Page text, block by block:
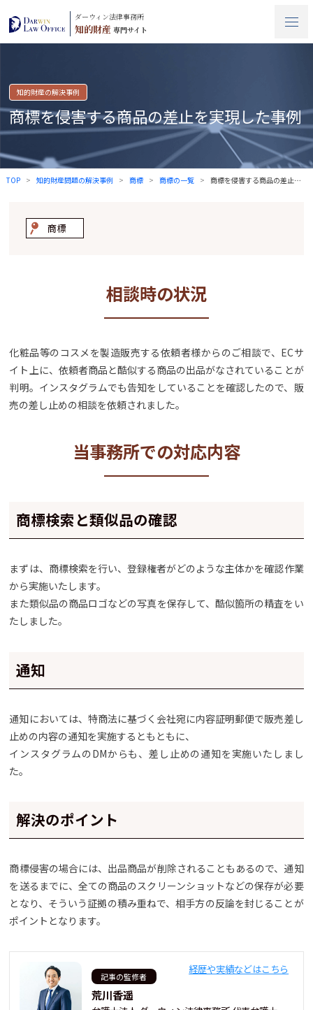
ダーウィン法律事務所
知的財産 専門サイト
知的財産の解決事例
商標を侵害する商品の差止を実現した事例
TOP 知的財産問題の解決事例 商標 商標の一覧 商標を侵害する商品の差止を実現した事例
商標
相談時の状況
化粧品等のコスメを製造販売する依頼者様からのご相談で、ECサ
イト上に、依頼者商品と酷似する商品の出品がなされていることが
判明。インスタグラムでも告知をしていることを確認したので、販
売の差し止めの相談を依頼されました。
当事務所での対応内容
商標検索と類似品の確認
まずは、商標検索を行い、登録権者がどのような主体かを確認作業
から実施いたします。
また類似品の商品ロゴなどの写真を保存して、酷似箇所の精査をい
たしました。
通知
通知においては、特商法に基づく会社宛に内容証明郵便で販売差し
止めの内容の通知を実施するともともに、
インスタグラムのDMからも、差し止めの通知を実施いたしまし
た。
解決のポイント
商標侵害の場合には、出品商品が削除されることもあるので、通知
を送るまでに、全ての商品のスクリーンショットなどの保存が必要
となり、そういう証拠の積み重ねで、相手方の反論を封じることが
ポイントとなります。
記事の監修者
荒川香遥
経歴や実績などはこちら